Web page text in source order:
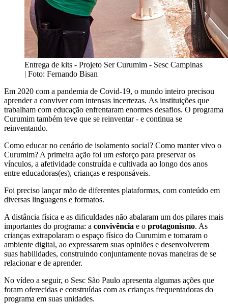
Entrega de kits - Projeto Ser Curumim - Sesc Campinas
| Foto: Fernando Bisan
Em 2020 com a pandemia de Covid-19, o mundo inteiro precisou
aprender a conviver com intensas incertezas. As instituições que
trabalham com educação enfrentaram enormes desafios. O programa
Curumim também teve que se reinventar - e continua se
reinventando.
Como educar no cenário de isolamento social? Como manter vivo o
Curumim? A primeira ação foi um esforço para preservar os
vínculos, a afetividade construída e cultivada ao longo dos anos
entre educadoras(es), crianças e responsáveis.
Foi preciso lançar mão de diferentes plataformas, com conteúdo em
diversas linguagens e formatos.
A distância física e as dificuldades não abalaram um dos pilares mais
importantes do programa: a convivência e o protagonismo. As
crianças extrapolaram o espaço físico do Curumim e tomaram o
ambiente digital, ao expressarem suas opiniões e desenvolverem
suas habilidades, construindo conjuntamente novas maneiras de se
relacionar e de aprender.
No vídeo a seguir, o Sesc São Paulo apresenta algumas ações que
foram oferecidas e construídas com as crianças frequentadoras do
programa em suas unidades.